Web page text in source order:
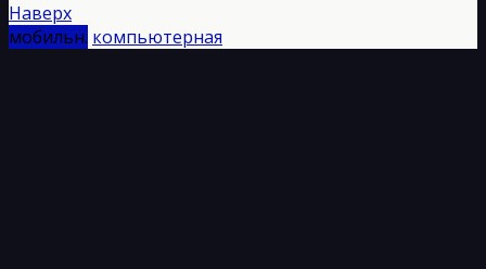
Наверх
мобильн. компьютерная